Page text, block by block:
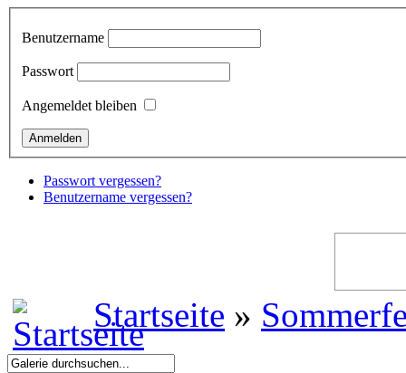
Benutzername
Passwort
Angemeldet bleiben
Passwort vergessen?
Benutzername vergessen?
Startseite »